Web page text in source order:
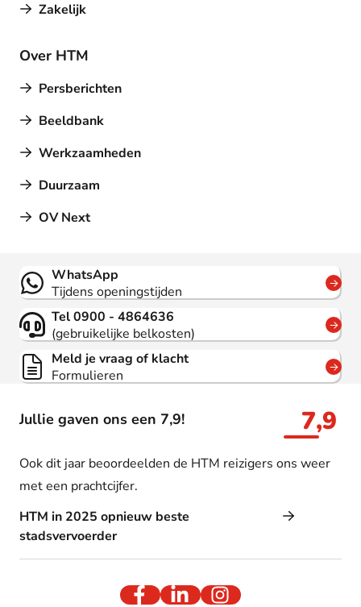
Zakelijk
Over HTM
Persberichten
Beeldbank
Werkzaamheden
Duurzaam
OV Next
Jullie gaven ons een 7,9! 7,9
Ook dit jaar beoordeelden de HTM reizigers ons weer
met een prachtcijfer.
HTM in 2025 opnieuw beste
stadsvervoerder
Contact
WhatsApp
Tijdens openingstijden
Tel 0900 - 4864636
(gebruikelijke belkosten)
Meld je vraag of klacht
Formulieren